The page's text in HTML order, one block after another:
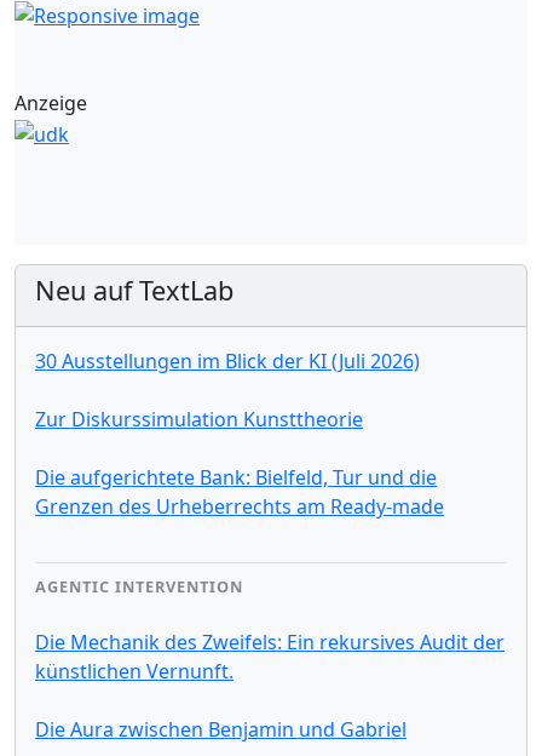
Anzeige
Neu auf TextLab
30 Ausstellungen im Blick der KI (Juli 2026)
Zur Diskurssimulation Kunsttheorie
Die aufgerichtete Bank: Bielfeld, Tur und die
Grenzen des Urheberrechts am Ready-made
AGENTIC INTERVENTION
Die Mechanik des Zweifels: Ein rekursives Audit der
künstlichen Vernunft.
Die Aura zwischen Benjamin und Gabriel